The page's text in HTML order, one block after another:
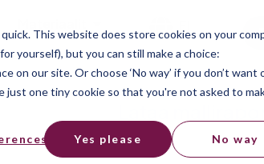
This website does store cookies on your
yourself), but you can still make a choice:
on our site. Or choose ‘No way’ if you don’t want
just one tiny cookie so that you're not asked to
Yes please No way